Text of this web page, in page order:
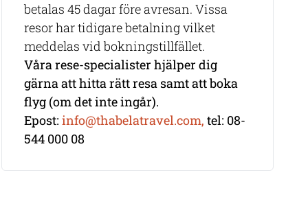
betalas 45 dagar före avresan. Vissa
resor har tidigare betalning vilket
meddelas vid bokningstillfället.
Våra rese-specialister hjälper dig
gärna att hitta rätt resa samt att boka
flyg (om det inte ingår).
Epost: info@thabelatravel.com, tel: 08-
544 000 08